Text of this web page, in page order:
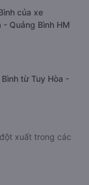
của xe
- Quảng Bình HM
từ Tuy Hòa -
xuất trong các